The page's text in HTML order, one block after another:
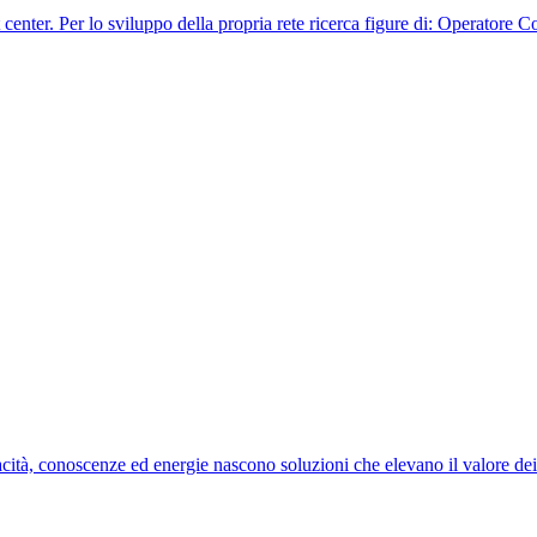
Per lo sviluppo della propria rete ricerca figure di: Operatore
conoscenze ed energie nascono soluzioni che elevano il valore